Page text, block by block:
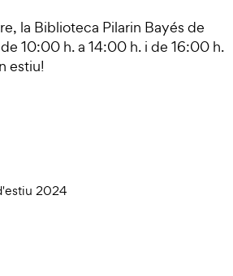
la Biblioteca Pilarin Bayés de
10:00 h. a 14:00 h. i de 16:00 h.
estiu!
2024